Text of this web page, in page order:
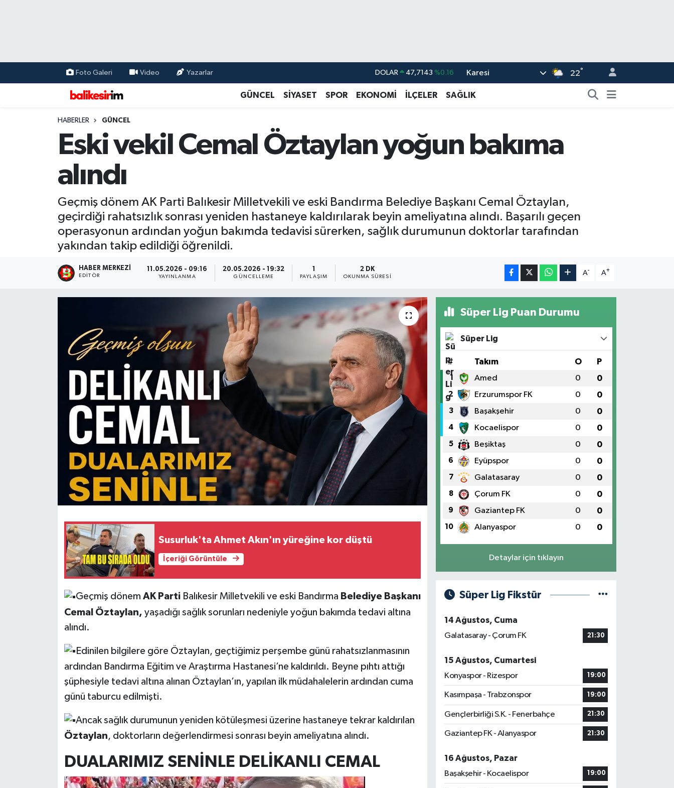
Foto Galeri Video Yazarlar DOLAR 47,7143 %0.16
EURO 55,0317 %-0.02
BİST100 13.799
Karesi 22°
GÜNCEL SİYASET SPOR EKONOMİ İLÇELER SAĞLIK
HABERLER GÜNCEL
Eski vekil Cemal Öztaylan yoğun bakıma
alındı
Geçmiş dönem AK Parti Balıkesir Milletvekili ve eski Bandırma Belediye Başkanı Cemal Öztaylan,
geçirdiği rahatsızlık sonrası yeniden hastaneye kaldırılarak beyin ameliyatına alındı. Başarılı geçen
operasyonun ardından yoğun bakımda tedavisi sürerken, sağlık durumunun doktorlar tarafından
yakından takip edildiği öğrenildi.
HABER MERKEZI
EDITÖR
11.05.2026 - 09:16
YAYINLANMA
20.05.2026 - 19:32
GÜNCELLEME
1
PAYLAŞIM
2 DK
OKUNMA SÜRESI
A- A+
Susurluk'ta Ahmet Akın'ın yüreğine kor düştü
İçeriği Görüntüle
Geçmiş dönem AK Parti Balıkesir Milletvekili ve eski Bandırma Belediye Başkanı
Cemal Öztaylan, yaşadığı sağlık sorunları nedeniyle yoğun bakımda tedavi altına
alındı.
Edinilen bilgilere göre Öztaylan, geçtiğimiz perşembe günü rahatsızlanmasının
ardından Bandırma Eğitim ve Araştırma Hastanesi’ne kaldırıldı. Beyne pıhtı attığı
şüphesiyle tedavi altına alınan Öztaylan’ın, yapılan ilk müdahalelerin ardından cuma
günü taburcu edilmişti.
Ancak sağlık durumunun yeniden kötüleşmesi üzerine hastaneye tekrar kaldırılan
Öztaylan, doktorların değerlendirmesi sonrası beyin ameliyatına alındı.
DUALARIMIZ SENİNLE DELİKANLI CEMAL
Süper Lig Puan Durumu
Süper Lig
# Takım O P
1 Amed 0 0
2 Erzurumspor FK 0 0
3 Başakşehir 0 0
4 Kocaelispor 0 0
5 Beşiktaş 0 0
6 Eyüpspor 0 0
7 Galatasaray 0 0
8 Çorum FK 0 0
9 Gaziantep FK 0 0
10 Alanyaspor 0 0
Detaylar için tıklayın
Süper Lig Fikstür
14 Ağustos, Cuma
Galatasaray - Çorum FK
21:30
15 Ağustos, Cumartesi
Konyaspor - Rizespor
19:00
Kasımpaşa - Trabzonspor 19:00
Gençlerbirliği S.K. - Fenerbahçe 21:30
Gaziantep FK - Alanyaspor 21:30
16 Ağustos, Pazar
Başakşehir - Kocaelispor
19:00